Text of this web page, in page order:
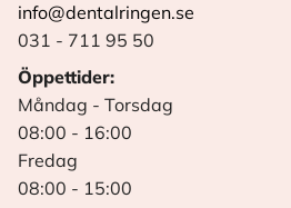
info@dentalringen.se
031 - 711 95 50
Öppettider:
Måndag - Torsdag
08:00 - 16:00
Fredag
08:00 - 15:00